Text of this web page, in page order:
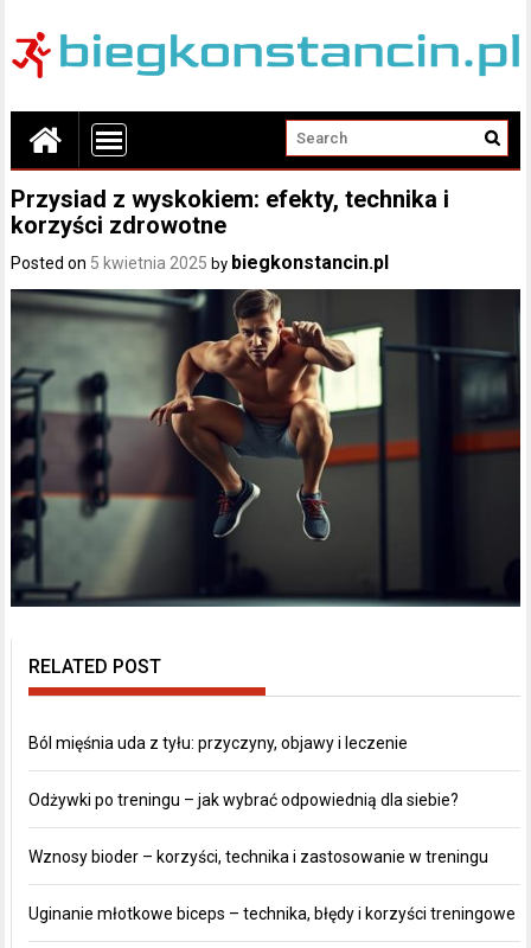
Przysiad z wyskokiem: efekty, technika i
korzyści zdrowotne
Posted on 5 kwietnia 2025 by biegkonstancin.pl
RELATED POST
Ból mięśnia uda z tyłu: przyczyny, objawy i leczenie
Odżywki po treningu – jak wybrać odpowiednią dla siebie?
Wznosy bioder – korzyści, technika i zastosowanie w treningu
Uginanie młotkowe biceps – technika, błędy i korzyści treningowe